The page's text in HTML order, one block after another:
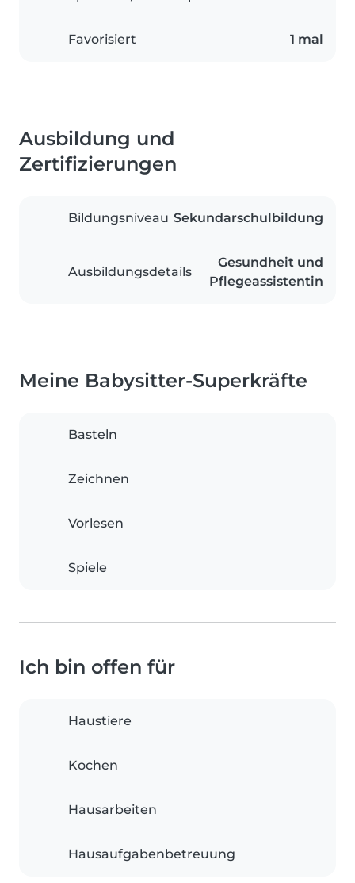
Favorisiert 1 mal
Ausbildung und
Zertifizierungen
Bildungsniveau Sekundarschulbildung
Ausbildungsdetails
Gesundheit und
Pflegeassistentin
Meine Babysitter-Superkräfte
Basteln
Zeichnen
Vorlesen
Spiele
Ich bin offen für
Haustiere
Kochen
Hausarbeiten
Hausaufgabenbetreuung